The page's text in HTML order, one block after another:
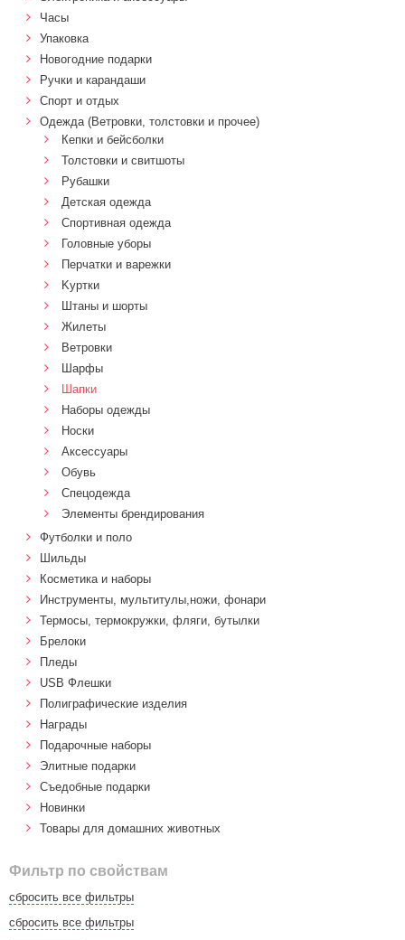
Часы
Упаковка
Новогодние подарки
Ручки и карандаши
Спорт и отдых
Одежда (Ветровки, толстовки и прочее)
Кепки и бейсболки
Толстовки и свитшоты
Рубашки
Детская одежда
Спортивная одежда
Головные уборы
Перчатки и варежки
Kуртки
Штаны и шорты
Жилеты
Ветровки
Шарфы
Шапки
Наборы одежды
Носки
Аксессуары
Обувь
Спецодежда
Элементы брендирования
Футболки и поло
Шильды
Косметика и наборы
Инструменты, мультитулы,ножи, фонари
Термосы, термокружки, фляги, бутылки
Брелоки
Пледы
USB Флешки
Полиграфические изделия
Награды
Подарочные наборы
Элитные подарки
Cъедобные подарки
Новинки
Товары для домашних животных
Фильтр по свойствам
сбросить все фильтры
сбросить все фильтры